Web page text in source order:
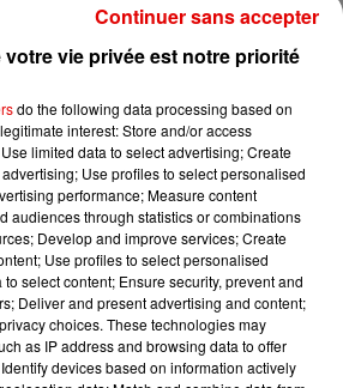
FARRUKO
Yapaque
MARINE
Coeur Maladroit
votre vie privée est notre priorité
do the following data processing based on
interest: Store and/or access
limited data to select advertising; Create
Use profiles to select personalised
performance; Measure content
audiences through statistics or combinations
Develop and improve services; Create
Use profiles to select personalised
select content; Ensure security, prevent and
Deliver and present advertising and content;
choices. These technologies may
as IP address and browsing data to offer
devices based on information actively
Continuer sans accepter